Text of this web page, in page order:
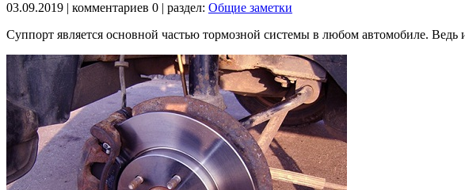
03.09.2019 | комментариев 0 | раздел: Общие заметки
Суппорт является основной частью тормозной системы в любом автомобиле.